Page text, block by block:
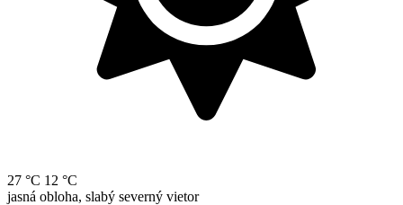
27 °C 12 °C
jasná obloha, slabý severný vietor